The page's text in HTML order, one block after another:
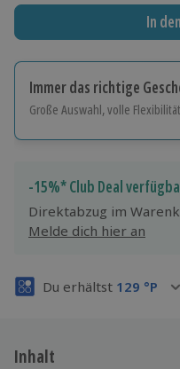
In
Immer das richtige
Große Auswahl, volle
Jeder Gutschein für alle
Maximale Sicherheit
3 Jahre gültig &
-15%* Club Deal
Direktabzug im
Melde dich hier an
Du erhältst 129 °P
Inhalt